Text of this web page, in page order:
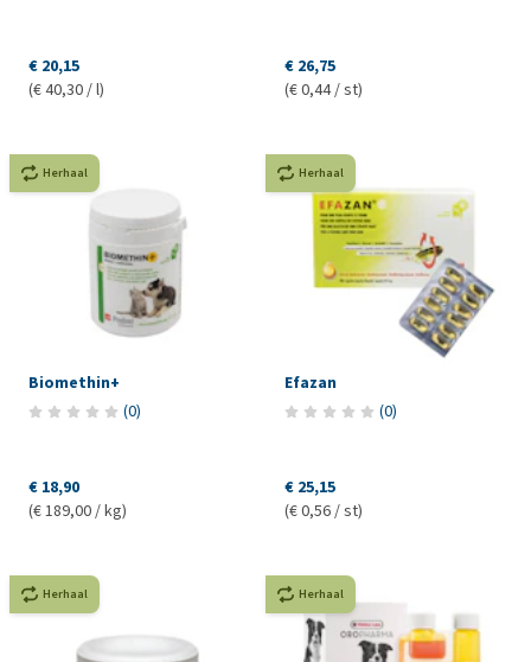
€ 20,15
(€ 40,30 / l)
€ 26,75
(€ 0,44 / st)
Herhaal
Biomethin+
(0)
€ 18,90
(€ 189,00 / kg)
Herhaal
Efazan
(0)
€ 25,15
(€ 0,56 / st)
Herhaal Herhaal